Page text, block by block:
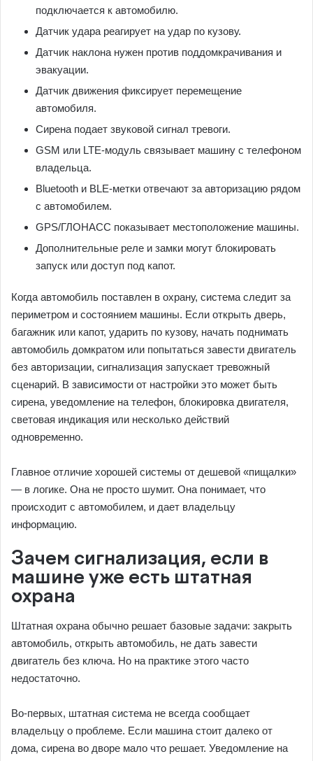
подключается к автомобилю.
Датчик удара реагирует на удар по кузову.
Датчик наклона нужен против поддомкрачивания и
эвакуации.
Датчик движения фиксирует перемещение
автомобиля.
Сирена подает звуковой сигнал тревоги.
GSM или LTE-модуль связывает машину с телефоном
владельца.
Bluetooth и BLE-метки отвечают за авторизацию рядом
с автомобилем.
GPS/ГЛОНАСС показывает местоположение машины.
Дополнительные реле и замки могут блокировать
запуск или доступ под капот.
Когда автомобиль поставлен в охрану, система следит за
периметром и состоянием машины. Если открыть дверь,
багажник или капот, ударить по кузову, начать поднимать
автомобиль домкратом или попытаться завести двигатель
без авторизации, сигнализация запускает тревожный
сценарий. В зависимости от настройки это может быть
сирена, уведомление на телефон, блокировка двигателя,
световая индикация или несколько действий
одновременно.
Главное отличие хорошей системы от дешевой «пищалки»
— в логике. Она не просто шумит. Она понимает, что
происходит с автомобилем, и дает владельцу
информацию.
Зачем сигнализация, если в
машине уже есть штатная
охрана
Штатная охрана обычно решает базовые задачи: закрыть
автомобиль, открыть автомобиль, не дать завести
двигатель без ключа. Но на практике этого часто
недостаточно.
Во-первых, штатная система не всегда сообщает
владельцу о проблеме. Если машина стоит далеко от
дома, сирена во дворе мало что решает. Уведомление на